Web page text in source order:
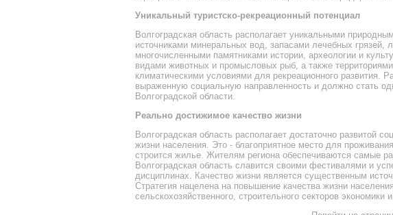
Уникальный туристско-рекреационный потенциал
Волгоградская область располагает уникальными
источниками минеральных вод, запасами лечебных грязей,
многочисленными памятниками истории, археологии и
видами животных и промысловых рыб, а также
климатическими условиями для рекреационного развития.
выраженную социальную направленность и должно стать
Волгоградской области.
Реально достижимое качество жизни
Волгоградская область располагает достаточно развитой
жизни населения. Это - благоприятное место для
строится жилье. Жителям региона обеспечиваются самые
Волгоградская область славится своими фестивалями и
дисциплинах. Качество жизни является существенным
Стратегия нацелена на повышение качества жизни
сельскохозяйственного, строительного секторов экономики